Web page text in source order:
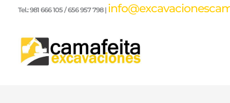
contenido
Tel.: 981 666 105 / 656 957 798 |